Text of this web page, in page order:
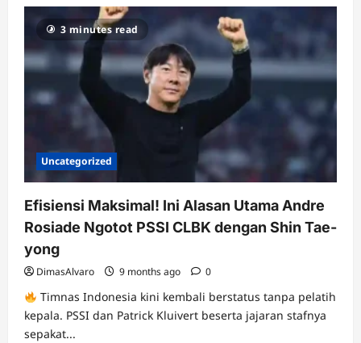
Gantikan
Kluivert?
Park
Hang-
seo
Dinilai
Layak
Latih
Timnas
Indonesia,
Punya
DNA
Mirip
STY!
3 minutes read
Uncategorized
Efisiensi Maksimal! Ini Alasan Utama Andre
Rosiade Ngotot PSSI CLBK dengan Shin Tae-
yong
DimasAlvaro 9 months ago 0
Timnas Indonesia kini kembali berstatus tanpa pelatih
kepala. PSSI dan Patrick Kluivert beserta jajaran stafnya
sepakat...